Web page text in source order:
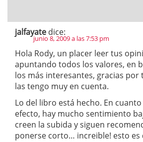
jalfayate dice:
junio 8, 2009 a las 7:53 pm
Hola Rody, un placer leer tus
apuntando todos los valores, en
los más interesantes, gracias por
las tengo muy en cuenta.
Lo del libro está hecho. En
efecto, hay mucho sentimiento
creen la subida y siguen
ponerse corto… increible! esto es